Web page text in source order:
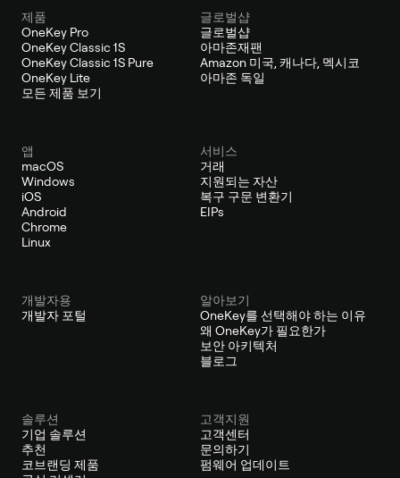
제품
OneKey Pro
OneKey Classic 1S
OneKey Classic 1S Pure
OneKey Lite
모든 제품 보기
글로벌샵
글로벌샵
아마존재팬
Amazon 미국, 캐나다, 멕시코
아마존 독일
앱
macOS
Windows
iOS
Android
Chrome
Linux
서비스
거래
지원되는 자산
복구 구문 변환기
EIPs
개발자용
개발자 포털
알아보기
OneKey를 선택해야 하는 이유
왜 OneKey가 필요한가
보안 아키텍처
블로그
솔루션
기업 솔루션
추천
코브랜딩 제품
고객지원
고객센터
문의하기
펌웨어 업데이트